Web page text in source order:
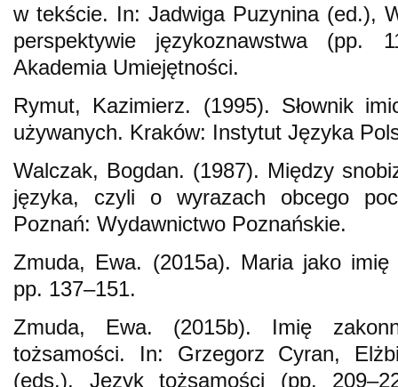
w tekście. In: Jadwiga Puzynina (ed.),
perspektywie językoznawstwa (pp.
Akademia Umiejętności.
Rymut, Kazimierz. (1995). Słownik
używanych. Kraków: Instytut Języka
Walczak, Bogdan. (1987). Między
języka, czyli o wyrazach obcego
Poznań: Wydawnictwo Poznańskie.
Zmuda, Ewa. (2015a). Maria jako
pp. 137–151.
Zmuda, Ewa. (2015b). Imię
tożsamości. In: Grzegorz Cyran,
(eds.), Język tożsamości (pp.